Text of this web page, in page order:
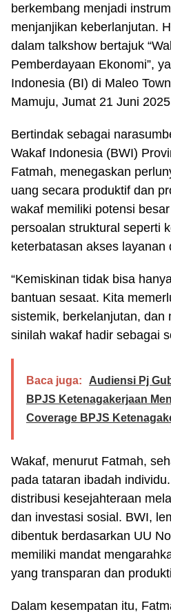
berkembang menjadi
menjanjikan keberlanjutan.
dalam talkshow bertajuk
Pemberdayaan Ekonomi”,
Indonesia (BI) di Maleo
Mamuju, Jumat 21 Juni
Bertindak sebagai
Wakaf Indonesia (BWI)
Fatmah, menegaskan
uang secara produktif dan
wakaf memiliki potensi
persoalan struktural seperti
keterbatasan akses layanan
“Kemiskinan tidak bisa
bantuan sesaat. Kita
sistemik, berkelanjutan, dan
sinilah wakaf hadir sebagai
Baca juga:
Audiensi Pj
BPJS Ketenagakerjaan
Coverage BPJS
Wakaf, menurut Fatmah,
pada tataran ibadah
distribusi kesejahteraan
dan investasi sosial. BWI,
dibentuk berdasarkan UU
memiliki mandat
yang transparan dan
Dalam kesempatan itu,